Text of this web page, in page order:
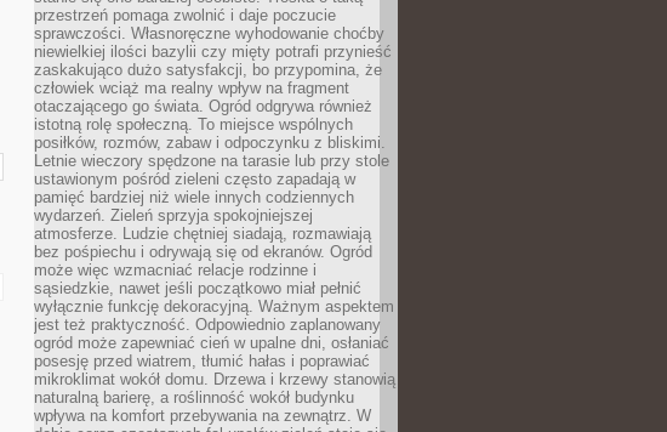
przestrzeń pomaga zwolnić i daje poczucie
sprawczości. Własnoręczne wyhodowanie choćby
niewielkiej ilości bazylii czy mięty potrafi przynieść
zaskakująco dużo satysfakcji, bo przypomina, że
człowiek wciąż ma realny wpływ na fragment
otaczającego go świata. Ogród odgrywa również
istotną rolę społeczną. To miejsce wspólnych
posiłków, rozmów, zabaw i odpoczynku z bliskimi.
Letnie wieczory spędzone na tarasie lub przy stole
ustawionym pośród zieleni często zapadają w
pamięć bardziej niż wiele innych codziennych
wydarzeń. Zieleń sprzyja spokojniejszej
atmosferze. Ludzie chętniej siadają, rozmawiają
bez pośpiechu i odrywają się od ekranów. Ogród
może więc wzmacniać relacje rodzinne i
sąsiedzkie, nawet jeśli początkowo miał pełnić
wyłącznie funkcję dekoracyjną. Ważnym aspektem
jest też praktyczność. Odpowiednio zaplanowany
ogród może zapewniać cień w upalne dni, osłaniać
posesję przed wiatrem, tłumić hałas i poprawiać
mikroklimat wokół domu. Drzewa i krzewy stanowią
naturalną barierę, a roślinność wokół budynku
wpływa na komfort przebywania na zewnątrz. W